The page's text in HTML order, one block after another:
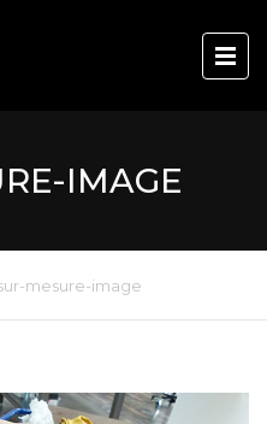
IMAGE
mesure-image